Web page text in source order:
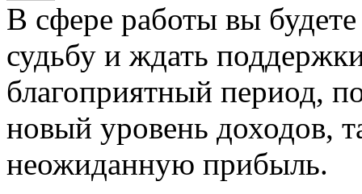
В сфере работы вы будете
судьбу и ждать
благоприятный период,
новый уровень доходов,
неожиданную прибыль.